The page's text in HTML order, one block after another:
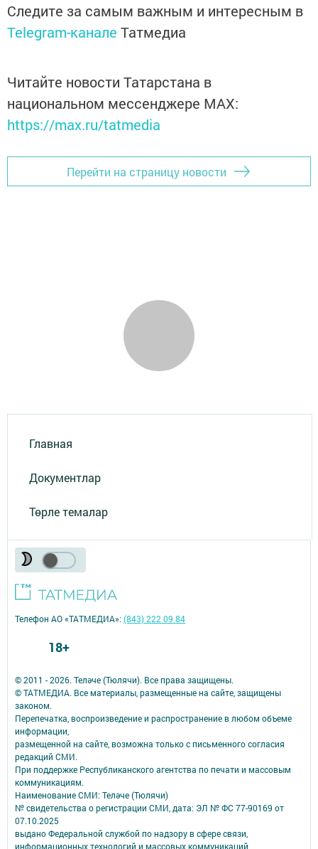
гибридных органо-неорганических материалов на
основе соединений фосфора и производных различных
развить теоретические представления о химии
фосфора. Такие «супер-молекулы» в будущем могут
стать основой для создания новых материалов для
электроники и медицины, а также новых катализаторов
https://max.ru/tatmedia
Перейти на страницу новости
Главная
Төрле темалар
Телефон АО «ТАТМЕДИА»:(843) 222 09 84
18+